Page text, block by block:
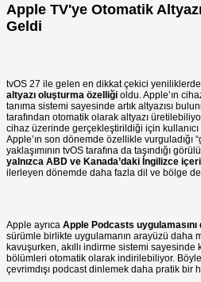
Apple TV'ye Otomatik
Geldi
tvOS 27 ile gelen en dikkat çekici
altyazı oluşturma özelliği oldu. Apple’ın
tanıma sistemi sayesinde artık altyazısı
tarafından otomatik olarak altyazı
cihaz üzerinde gerçekleştirildiği için
Apple’ın son dönemde özellikle vurguladığı
yaklaşımının tvOS tarafına da taşındığı
yalnızca ABD ve Kanada’daki İngilizce
ilerleyen dönemde daha fazla dil ve bölge
Apple ayrıca Apple Podcasts uygulamasını
sürümle birlikte uygulamanın arayüzü daha
kavuşurken, akıllı indirme sistemi sayesinde
bölümleri otomatik olarak indirilebiliyor.
çevrimdışı podcast dinlemek daha pratik bir